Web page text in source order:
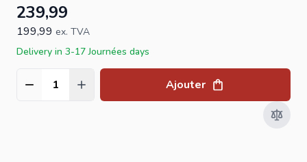
239,99
199,99 ex. TVA
Delivery in 3-17 Journées days
Quantité Ajouter